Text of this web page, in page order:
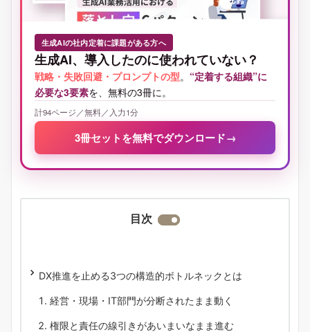
生成AIの社内定着に課題がある方へ
生成AI、導入したのに使われていない？
戦略・失敗回避・プロンプトの型。 “定着する組織”に
必要な3要素を、無料の3冊に。
計94ページ／無料／入力1分
3冊セットを無料でダウンロード→
目次
DX推進を止める3つの構造的ボトルネックとは
経営・現場・IT部門が分断されたまま動く
権限と責任の線引きがあいまいなまま進む